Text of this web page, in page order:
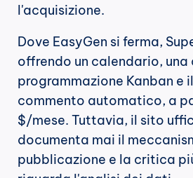
l'acquisizione.
Dove EasyGen si ferma,
offrendo un calendario, una
programmazione Kanban e
commento automatico, a
$/mese. Tuttavia, il sito
documenta mai il
pubblicazione e la critica